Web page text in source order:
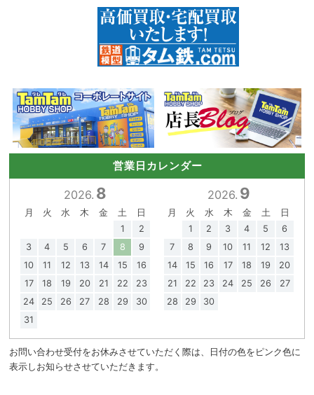
営業日カレンダー
2026. 8
月 火 水 木 金 土
日
1
2
3
4 5 6 7 8
9
10
11 12 13 14 15
16
17
18 19 20 21 22
23
24
25 26 27 28 29
30
31
2026. 9
月 火 水 木 金 土
日
1
2 3 4 5
6
7
8 9 10 11 12
13
14
15 16 17 18 19
20
21
22 23 24 25 26
27
28
29 30
お問い合わせ受付をお休みさせていただく際は、日付の色をピンク色に
表示しお知らせさせていただきます。